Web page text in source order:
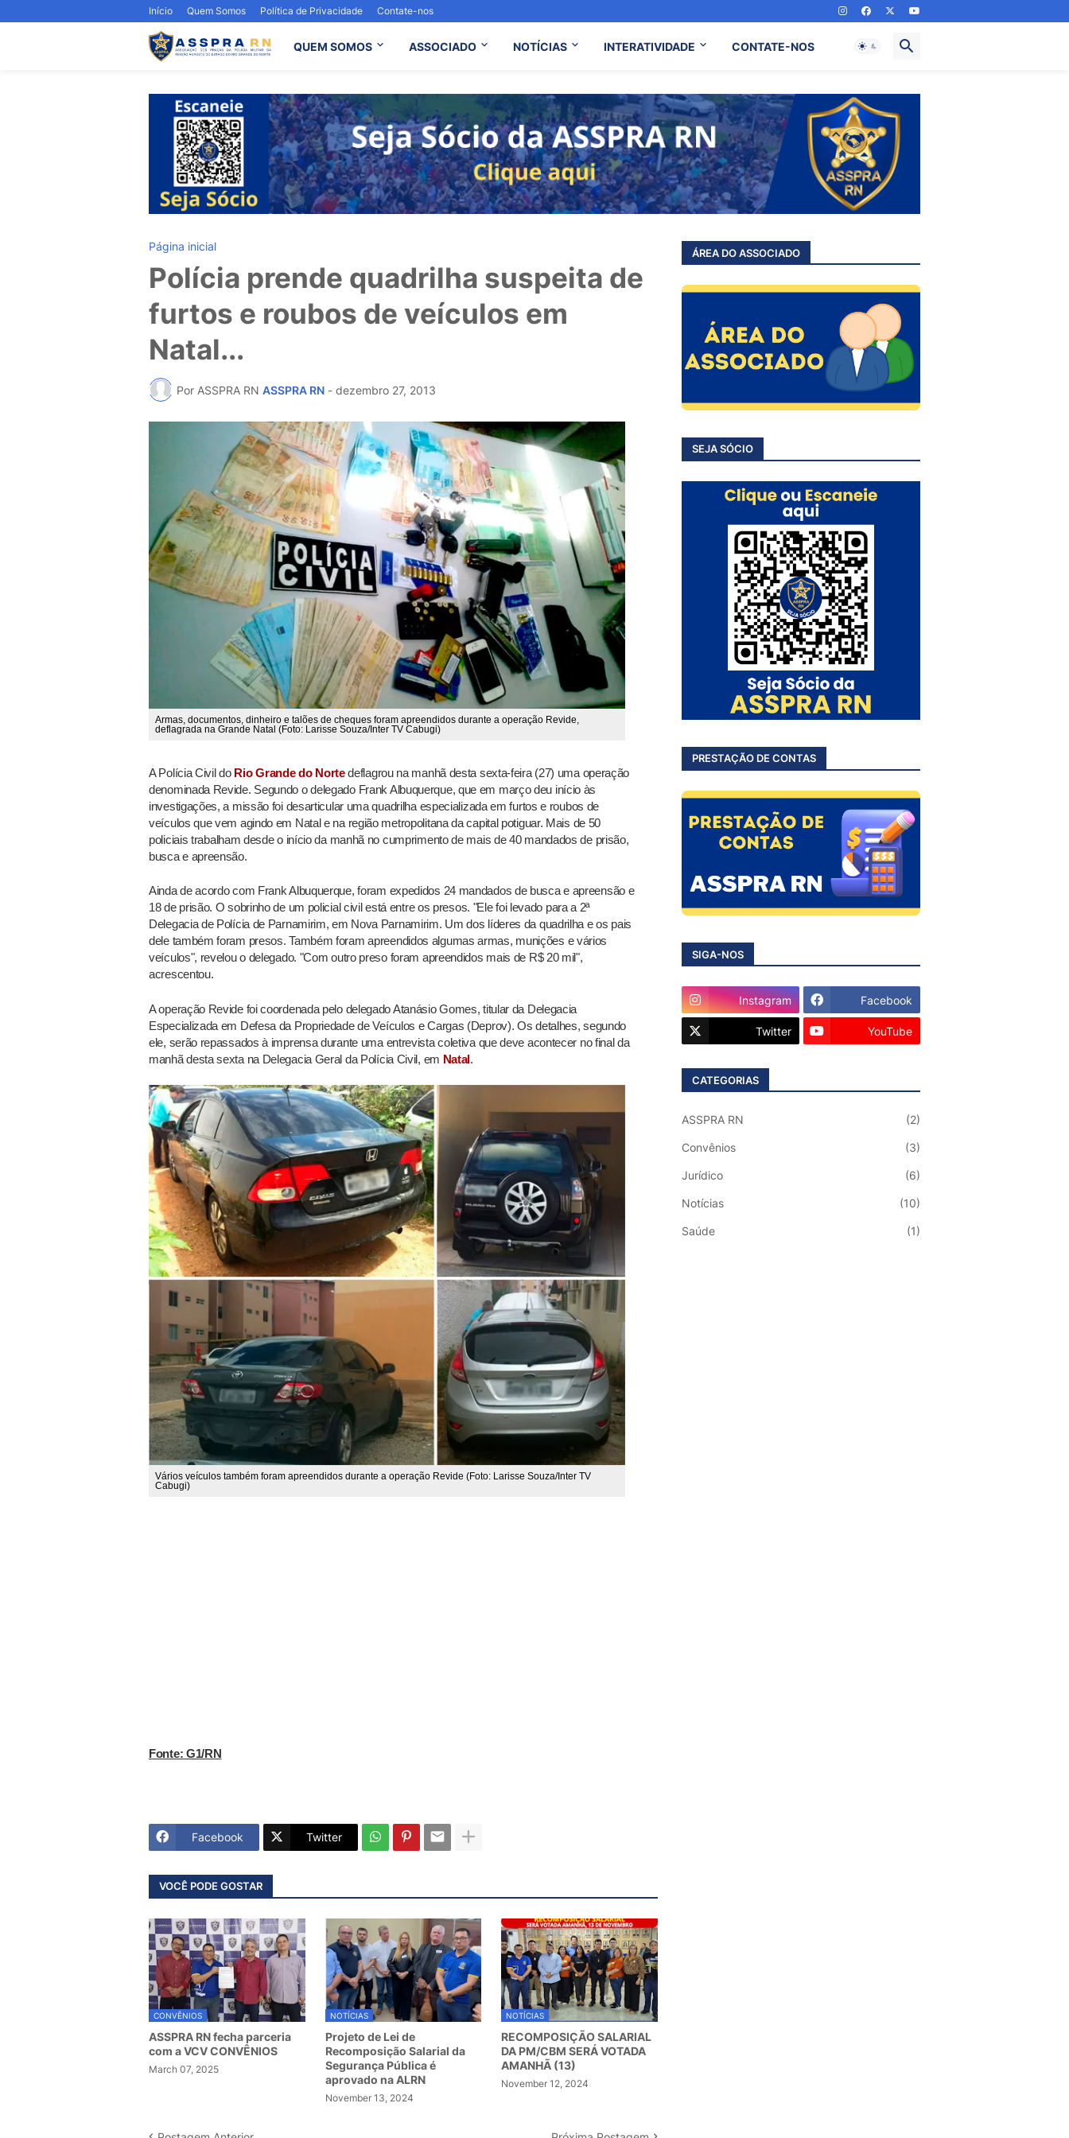
Início Quem Somos Política de Privacidade Contate-nos
QUEM SOMOS ASSOCIADO NOTÍCIAS INTERATIVIDADE CONTATE-NOS
Página inicial
Polícia prende quadrilha suspeita de
furtos e roubos de veículos em
Natal...
Por ASSPRA RN ASSPRA RN - dezembro 27, 2013
Armas, documentos, dinheiro e talões de cheques foram apreendidos durante a operação Revide,
deflagrada na Grande Natal (Foto: Larisse Souza/Inter TV Cabugi)
A Polícia Civil do Rio Grande do Nortedeflagrou na manhã desta sexta-feira (27) uma operação
denominada Revide. Segundo o delegado Frank Albuquerque, que em março deu início às
investigações, a missão foi desarticular uma quadrilha especializada em furtos e roubos de
veículos que vem agindo em Natal e na região metropolitana da capital potiguar. Mais de 50
policiais trabalham desde o início da manhã no cumprimento de mais de 40 mandados de prisão,
busca e apreensão.
Ainda de acordo com Frank Albuquerque, foram expedidos 24 mandados de busca e apreensão e
18 de prisão. O sobrinho de um policial civil está entre os presos. "Ele foi levado para a 2ª
Delegacia de Polícia de Parnamirim, em Nova Parnamirim. Um dos líderes da quadrilha e os pais
dele também foram presos. Também foram apreendidos algumas armas, munições e vários
veículos", revelou o delegado. "Com outro preso foram apreendidos mais de R$ 20 mil",
acrescentou.
A operação Revide foi coordenada pelo delegado Atanásio Gomes, titular da Delegacia
Especializada em Defesa da Propriedade de Veículos e Cargas (Deprov). Os detalhes, segundo
ele, serão repassados à imprensa durante uma entrevista coletiva que deve acontecer no final da
manhã desta sexta na Delegacia Geral da Polícia Civil, em Natal.
Vários veículos também foram apreendidos durante a operação Revide (Foto: Larisse Souza/Inter TV
Cabugi)
Fonte: G1/RN
Facebook Twitter
VOCÊ PODE GOSTAR
CONVÊNIOS
ASSPRA RN fecha parceria
com a VCV CONVÊNIOS
March 07, 2025
NOTÍCIAS
Projeto de Lei de
Recomposição Salarial da
Segurança Pública é
aprovado na ALRN
November 13, 2024
NOTÍCIAS
RECOMPOSIÇÃO SALARIAL
DA PM/CBM SERÁ VOTADA
AMANHÃ (13)
November 12, 2024
ÁREA DO ASSOCIADO
SEJA SÓCIO
PRESTAÇÃO DE CONTAS
SIGA-NOS
Instagram Facebook
Twitter YouTube
CATEGORIAS
ASSPRA RN (2)
Convênios (3)
Jurídico (6)
Notícias (10)
Saúde (1)